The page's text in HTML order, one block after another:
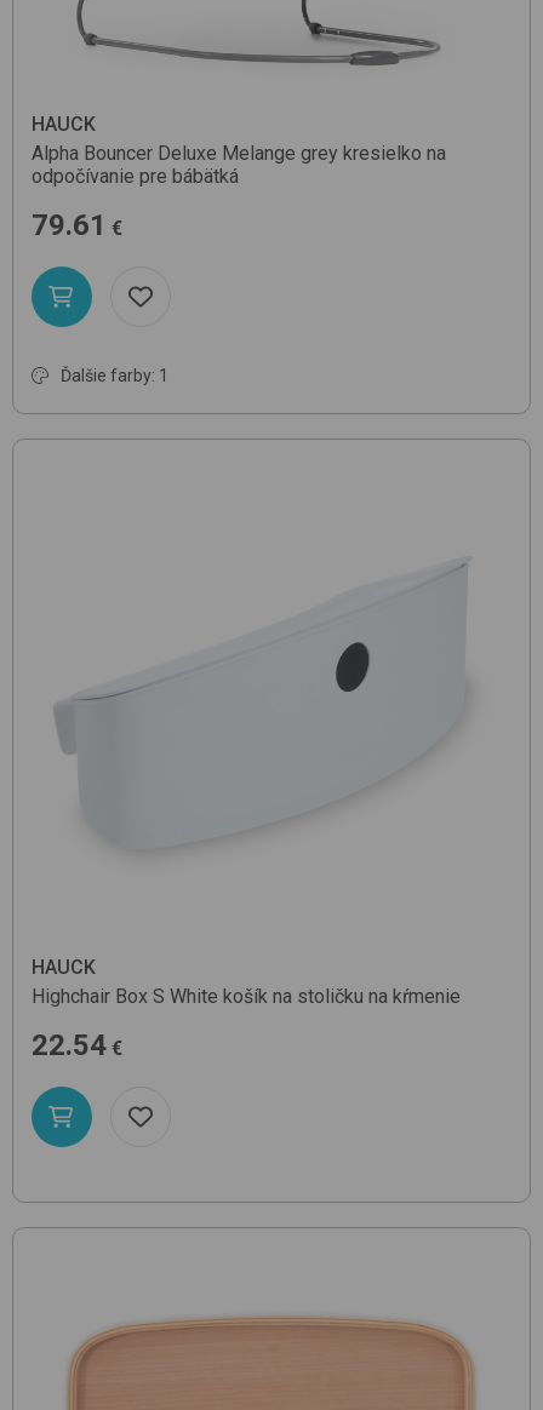
HAUCK
Alpha Bouncer Deluxe Melange grey kresielko na
odpočívanie pre bábätká
79.61 €
Ďalšie farby: 1
HAUCK
Highchair Box S White košík na stoličku na kŕmenie
22.54 €